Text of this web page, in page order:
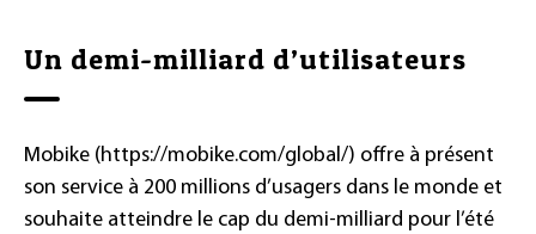
Un demi-milliard d’utilisateurs
Mobike (https://mobike.com/global/) offre à présent
son service à 200 millions d’usagers dans le monde et
souhaite atteindre le cap du demi-milliard pour l’été